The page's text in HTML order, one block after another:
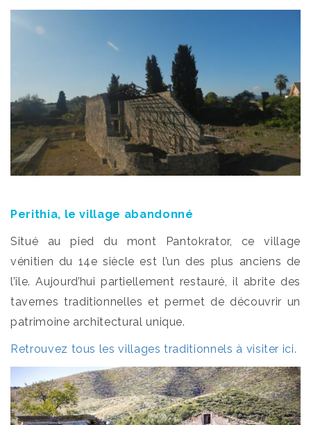
Perithia, le village abandonné
Situé au pied du mont Pantokrator, ce village
vénitien du 14e siècle est l’un des plus anciens de
l’île. Aujourd’hui partiellement restauré, il abrite des
tavernes traditionnelles et permet de découvrir un
patrimoine architectural unique.
Retrouvez tous les villages traditionnels à visiter ici.